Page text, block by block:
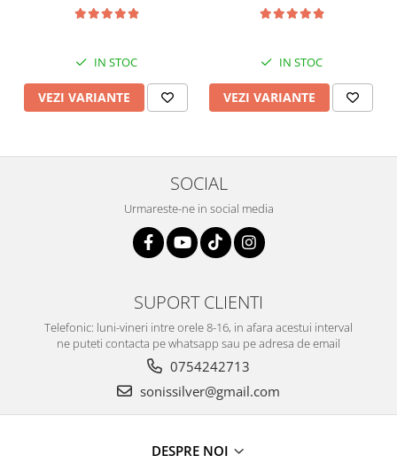
IN STOC
VEZI VARIANTE
IN STOC
VEZI VARIANTE
SOCIAL
Urmareste-ne in social media
SUPORT CLIENTI
Telefonic: luni-vineri intre orele 8-16, in afara acestui interval
ne puteti contacta pe whatsapp sau pe adresa de email
0754242713
sonissilver@gmail.com
DESPRE NOI